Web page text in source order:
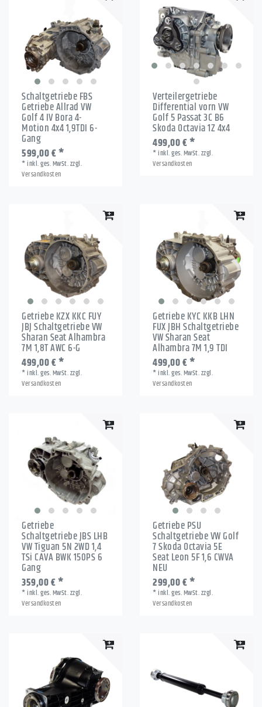
Schaltgetriebe FBS
Getriebe Allrad VW
Golf 4 IV Bora 4-
Motion 4x4 1,9TDI 6-
Gang
599,00 € *
*inkl. ges. MwSt.zzgl.
Versandkosten
Verteilergetriebe
Differential vorn VW
Golf 5 Passat 3C B6
Skoda Octavia 1Z 4x4
499,00 € *
*inkl. ges. MwSt.zzgl.
Versandkosten
Getriebe KZX KKC FUY
JBJ Schaltgetriebe VW
Sharan Seat Alhambra
7M 1,8T AWC 6-G
499,00 € *
*inkl. ges. MwSt.zzgl.
Versandkosten
Getriebe KYC KKB LHN
FUX JBH Schaltgetriebe
VW Sharan Seat
Alhambra 7M 1,9 TDI
499,00 € *
*inkl. ges. MwSt.zzgl.
Versandkosten
Getriebe
Schaltgetriebe JBS LHB
VW Tiguan 5N 2WD 1,4
TSi CAVA BWK 150PS 6
Gang
359,00 € *
*inkl. ges. MwSt.zzgl.
Versandkosten
Getriebe PSU
Schaltgetriebe VW Golf
7 Skoda Octavia 5E
Seat Leon 5F 1,6 CWVA
NEU
299,00 € *
*inkl. ges. MwSt.zzgl.
Versandkosten